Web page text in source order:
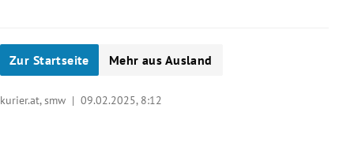
Zur Startseite Mehr aus Ausland
kurier.at, smw | 09.02.2025, 8:12